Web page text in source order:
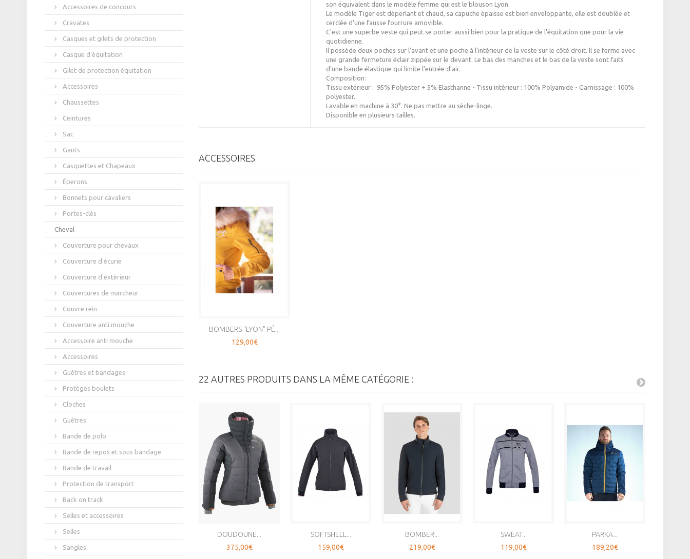
son équivalent dans le modèle femme qui est le blouson Lyon.
Le modèle Tiger est déperlant et chaud, sa capuche épaisse est bien enveloppante, elle est doublée et
cerclée d'une fausse fourrure amovible.
C'est une superbe veste qui peut se porter aussi bien pour la pratique de l'équitation que pour la vie
quotidienne.
Il possède deux poches sur l'avant et une poche à l'intérieur de la veste sur le côté droit. Il se ferme avec
une grande fermeture éclair zippée sur le devant. Le bas des manches et le bas de la veste sont faits
d'une bande élastique qui limite l'entrée d'air.
Composition:
Tissu extérieur : 95% Polyester + 5% Elasthanne - Tissu intérieur : 100% Polyamide - Garnissage : 100%
polyester.
Lavable en machine à 30°. Ne pas mettre au sèche-linge.
Disponible en plusieurs tailles.
ACCESSOIRES
BOMBERS "LYON" PÉ...
129,00€
22 AUTRES PRODUITS DANS LA MÊME CATÉGORIE :
DOUDOUNE...
375,00€
SOFTSHELL...
159,00€
BOMBER...
219,00€
SWEAT...
119,00€
PARKA...
189,20€
Accessoires de concours
Cravates
Casques et gilets de protection
Casque d'équitation
Gilet de protection équitation
Accessoires
Chaussettes
Ceintures
Sac
Gants
Casquettes et Chapeaux
Éperons
Bonnets pour cavaliers
Portes-clés
Cheval
Couverture pour chevaux
Couverture d'écurie
Couverture d'extèrieur
Couvertures de marcheur
Couvre rein
Couverture anti mouche
Accessoire anti mouche
Accessoires
Guêtres et bandages
Protèges boulets
Cloches
Guêtres
Bande de polo
Bande de repos et sous bandage
Bande de travail
Protection de transport
Back on track
Selles et accessoires
Selles
Sangles